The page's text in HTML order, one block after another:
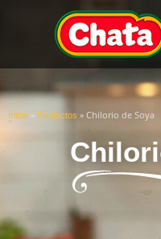
Inicio » Productos » Chilorio de Soya